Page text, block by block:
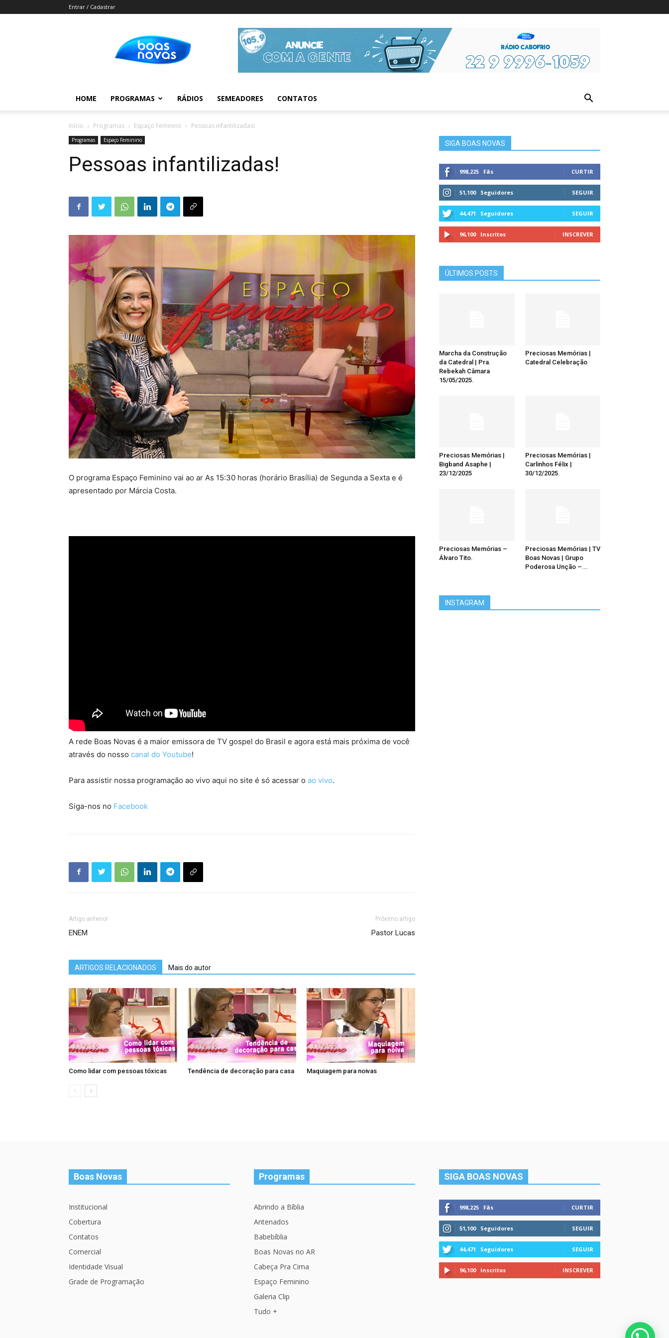
Entrar / Cadastrar
Novas
Informações da Figura
HOME PROGRAMAS RÁDIOS SEMEADORES CONTATOS
Início Programas Espaço Feminino Pessoas infantilizadas!
Programas Espaço Feminino
Pessoas infantilizadas!
O programa Espaço Feminino vai ao ar As 15:30 horas (horário Brasília) de Segunda a Sexta e é
apresentado por Márcia Costa.
A rede Boas Novas é a maior emissora de TV gospel do Brasil e agora está mais próxima de você
através do nosso canal do Youtube!
Para assistir nossa programação ao vivo aqui no site é só acessar o ao vivo.
Siga-nos no Facebook
Artigo anterior
ENEM
Próximo artigo
Pastor Lucas
ARTIGOS RELACIONADOS Mais do autor
Como lidar com pessoas tóxicas Tendência de decoração para casa Maquiagem para noivas
SIGA BOAS NOVAS
998,225 Fãs CURTIR
51,100 Seguidores SEGUIR
44,471 Seguidores SEGUIR
96,100 Inscritos INSCREVER
ÚLTIMOS POSTS
Marcha da Construção
da Catedral | Pra.
Rebekah Câmara
15/05/2025.
Preciosas Memórias |
Catedral Celebração
Preciosas Memórias |
Bigband Asaphe |
23/12/2025
Preciosas Memórias |
Carlinhos Félix |
30/12/2025.
Preciosas Memórias –
Álvaro Tito.
Preciosas Memórias | TV
Boas Novas | Grupo
Poderosa Unção –...
INSTAGRAM
Boas Novas
Institucional
Cobertura
Contatos
Comercial
Identidade Visual
Grade de Programação
Programas
Abrindo a Bíblia
Antenados
Babebíblia
Boas Novas no AR
Cabeça Pra Cima
Espaço Feminino
Galeria Clip
Tudo +
SIGA BOAS NOVAS
998,225 Fãs CURTIR
51,100 Seguidores SEGUIR
44,471 Seguidores SEGUIR
96,100 Inscritos INSCREVER